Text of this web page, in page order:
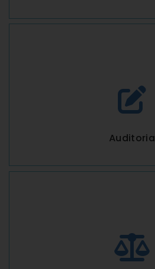
Auditoria